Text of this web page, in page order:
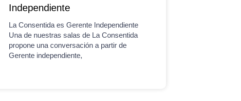
Independiente
La Consentida es Gerente Independiente
Una de nuestras salas de La Consentida
propone una conversación a partir de
Gerente independiente,